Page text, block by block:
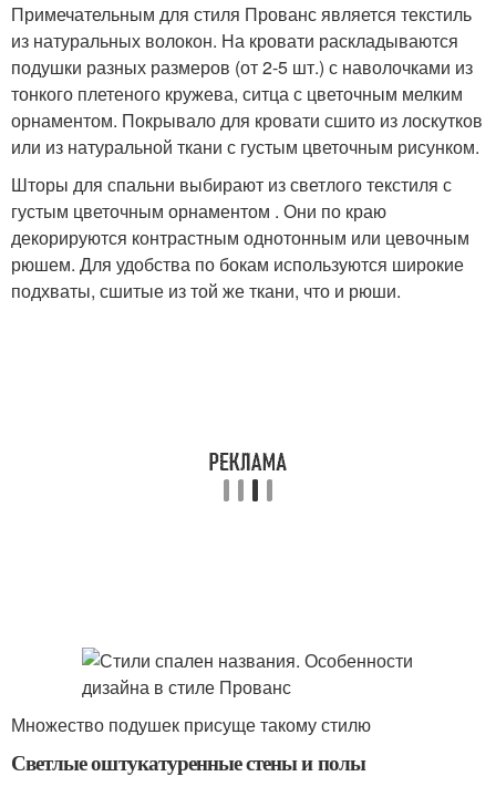
Примечательным для стиля Прованс является текстиль
из натуральных волокон. На кровати раскладываются
подушки разных размеров (от 2-5 шт.) с наволочками из
тонкого плетеного кружева, ситца с цветочным мелким
орнаментом. Покрывало для кровати сшито из лоскутков
или из натуральной ткани с густым цветочным рисунком.
Шторы для спальни выбирают из светлого текстиля с
густым цветочным орнаментом . Они по краю
декорируются контрастным однотонным или цевочным
рюшем. Для удобства по бокам используются широкие
подхваты, сшитые из той же ткани, что и рюши.
Множество подушек присуще такому стилю
Светлые оштукатуренные стены и полы